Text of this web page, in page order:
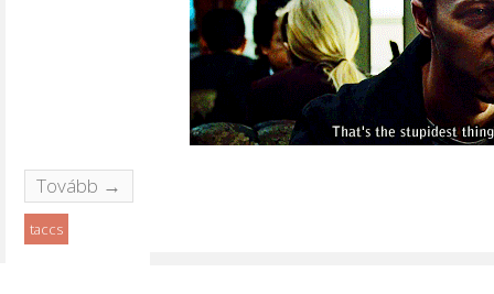
Tovább →
taccs